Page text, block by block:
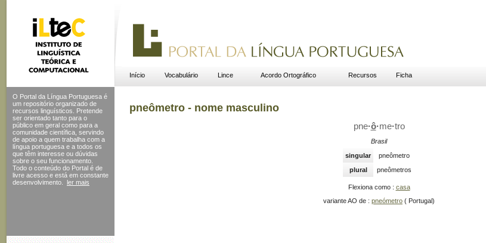
Início Vocabulário Lince Acordo Ortográfico Recursos Ficha
O Portal da Língua Portuguesa é
um repositório organizado de
recursos linguísticos. Pretende
ser orientado tanto para o
público em geral como para a
comunidade científica, servindo
de apoio a quem trabalha com a
língua portuguesa e a todos os
que têm interesse ou dúvidas
sobre o seu funcionamento.
Todo o conteúdo do Portal é de
livre acesso e está em constante
desenvolvimento.
ler mais
pneômetro - nome masculino
pne·ô·me·tro
Brasil
singular
pneômetro
plural
pneômetros
Flexiona como : casa
variante AO de : pneómetro ( Portugal)